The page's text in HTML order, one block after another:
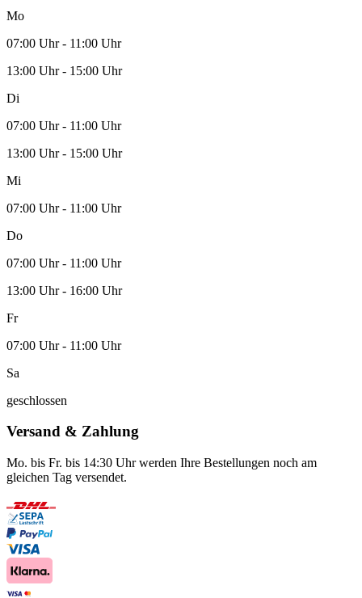
Mo
07:00 Uhr - 11:00 Uhr
13:00 Uhr - 15:00 Uhr
Di
07:00 Uhr - 11:00 Uhr
13:00 Uhr - 15:00 Uhr
Mi
07:00 Uhr - 11:00 Uhr
Do
07:00 Uhr - 11:00 Uhr
13:00 Uhr - 16:00 Uhr
Fr
07:00 Uhr - 11:00 Uhr
Sa
geschlossen
Versand & Zahlung
Mo. bis Fr. bis 14:30 Uhr werden Ihre Bestellungen noch am
gleichen Tag versendet.